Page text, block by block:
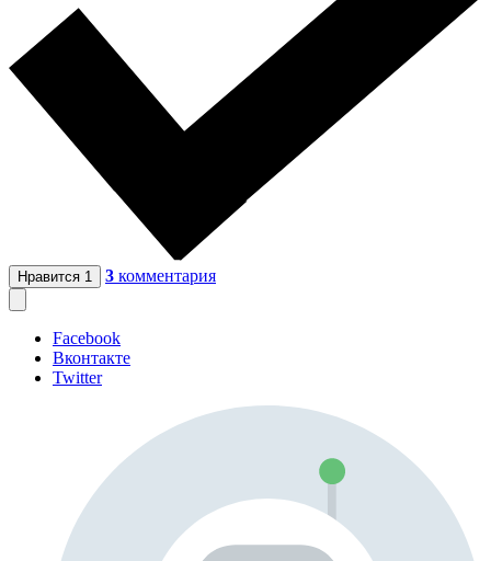
Нравится 1 3 комментария
Facebook
Вконтакте
Twitter